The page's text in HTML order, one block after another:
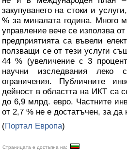
закупуването на стоки и
% за миналата година. Много
управление вече се използва
предприятията са въвели
ползващи се от тези услуги
44 % (увеличение с 3
научни изследвания леко
ограничения. Публичните
дейност в областта на ИКТ са
до 6,9 млрд. евро. Частните
от 2,7 % не е достатъчен, за
(Портал Европа)
Страницата е достъпна на: